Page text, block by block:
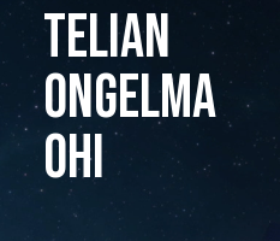
TELIAN
ONGELMA
OHI